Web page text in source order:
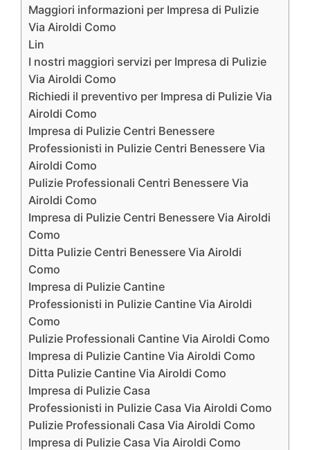
Maggiori informazioni per Impresa di Pulizie
Via Airoldi Como
Lin
I nostri maggiori servizi per Impresa di Pulizie
Via Airoldi Como
Richiedi il preventivo per Impresa di Pulizie Via
Airoldi Como
Impresa di Pulizie Centri Benessere
Professionisti in Pulizie Centri Benessere Via
Airoldi Como
Pulizie Professionali Centri Benessere Via
Airoldi Como
Impresa di Pulizie Centri Benessere Via Airoldi
Como
Ditta Pulizie Centri Benessere Via Airoldi
Como
Impresa di Pulizie Cantine
Professionisti in Pulizie Cantine Via Airoldi
Como
Pulizie Professionali Cantine Via Airoldi Como
Impresa di Pulizie Cantine Via Airoldi Como
Ditta Pulizie Cantine Via Airoldi Como
Impresa di Pulizie Casa
Professionisti in Pulizie Casa Via Airoldi Como
Pulizie Professionali Casa Via Airoldi Como
Impresa di Pulizie Casa Via Airoldi Como